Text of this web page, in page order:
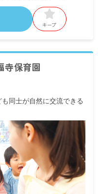
キープ
寺保育園
同士が自然に交流できる